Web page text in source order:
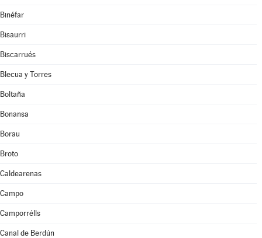
Binéfar
Bisaurri
Biscarrués
Blecua y Torres
Boltaña
Bonansa
Borau
Broto
Caldearenas
Campo
Camporrélls
Canal de Berdún